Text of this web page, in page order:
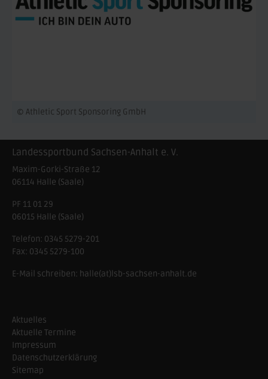
© Athletic Sport Sponsoring GmbH
Landessportbund Sachsen-Anhalt e. V.
Maxim-Gorki-Straße 12
06114 Halle (Saale)
PF 11 01 29
06015 Halle (Saale)
Telefon: 0345 5279-201
Fax: 0345 5279-100
E-Mail schreiben: halle(at)lsb-sachsen-anhalt.de
Aktuelles
Aktuelle Termine
Impressum
Datenschutzerklärung
Sitemap